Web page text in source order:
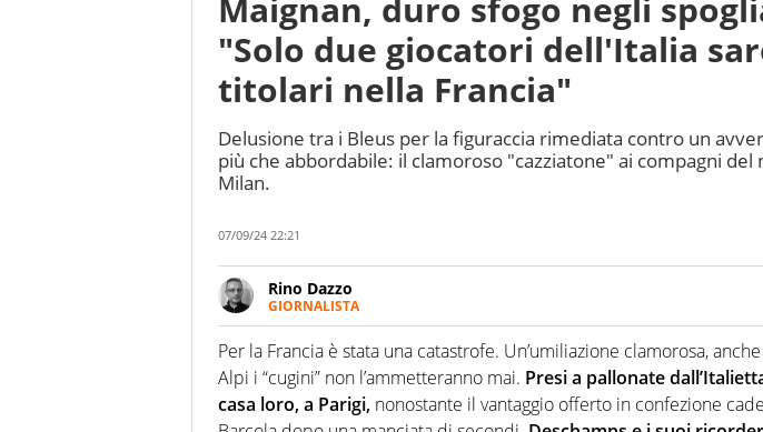
Maignan, duro sfogo negli
"Solo due giocatori dell'Italia
titolari nella Francia"
Delusione tra i Bleus per la figuraccia rimediata contro un
più che abbordabile: il clamoroso "cazziatone" ai compagni del
Milan.
07/09/24 22:21
Rino Dazzo
GIORNALISTA
Se mai ci fosse modo di traslare il glossario del calcio in una
farebbe parte. Non si perde una svista arbitrale né gli umori
curve
Per la Francia è stata una catastrofe. Un’umiliazione clamorosa,
Alpi i “cugini” non l’ammetteranno mai. Presi a pallonate
casa loro, a Parigi, nonostante il vantaggio offerto in confezione